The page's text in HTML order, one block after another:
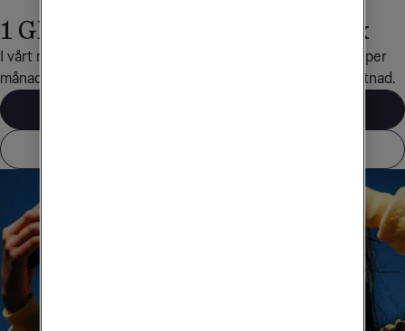
1 GB surf med Obegränsad Max
I vårt mobilabonnemang Obegränsad Max ingår 1 GB surf per
månad när du reser till det här landet, helt utan extra kostnad.